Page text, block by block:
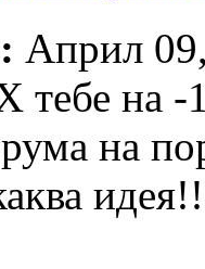
Април
тебе на -
на